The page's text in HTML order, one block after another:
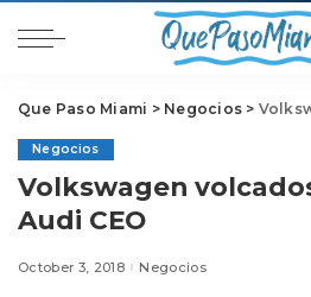
Que Paso Miami > Negocios >
Negocios
Volkswagen
Audi CEO
October 3, 2018 Negocios